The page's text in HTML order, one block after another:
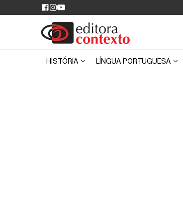
HISTÓRIA LÍNGUA PORTUGUESA